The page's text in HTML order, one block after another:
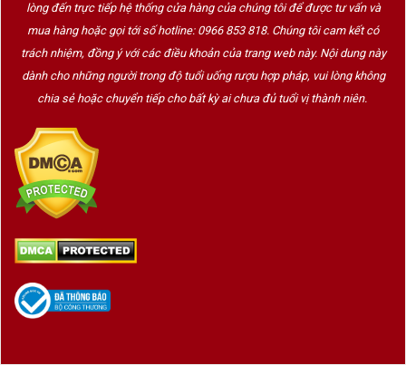
lòng đến trực tiếp hệ thống cửa hàng của chúng tôi để được tư vấn và
mua hàng hoặc gọi tới số hotline: 0966 853 818. Chúng tôi cam kết có
trách nhiệm, đồng ý với các điều khoản của trang web này. Nội dung này
dành cho những người trong độ tuổi uống rượu hợp pháp, vui lòng không
chia sẻ hoặc chuyển tiếp cho bất kỳ ai chưa đủ tuổi vị thành niên.